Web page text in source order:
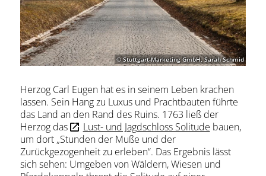
© Stuttgart-Marketing GmbH, Sarah Schmid
Herzog Carl Eugen hat es in seinem Leben krachen
lassen. Sein Hang zu Luxus und Prachtbauten führte
das Land an den Rand des Ruins. 1763 ließ der
Herzog das
Lust- und Jagdschloss Solitude bauen,
um dort „Stunden der Muße und der
Zurückgezogenheit zu erleben“. Das Ergebnis lässt
sich sehen: Umgeben von Wäldern, Wiesen und